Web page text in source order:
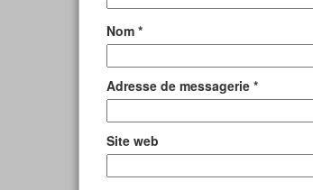
Nom *
Adresse de messagerie *
Site web